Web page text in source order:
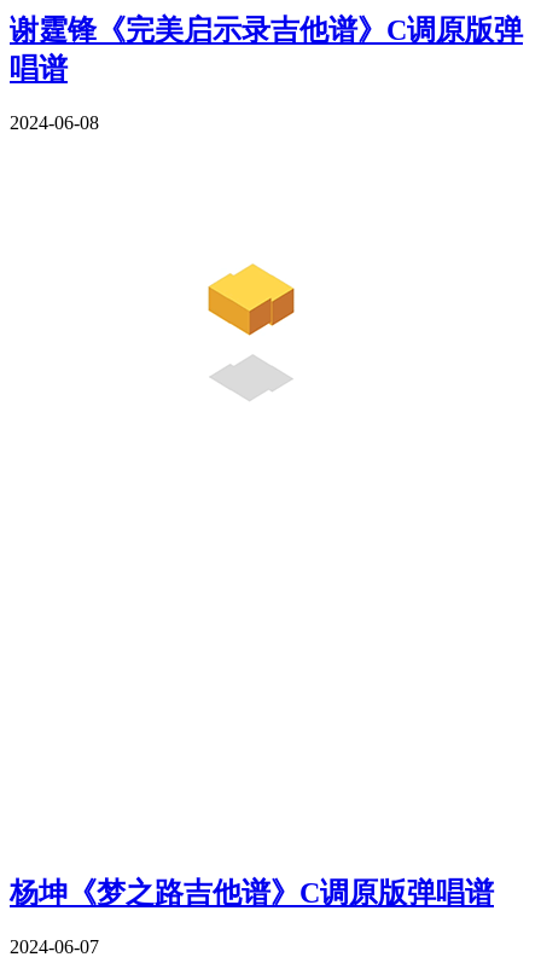
谢霆锋《完美启示录吉他谱》C调原版弹
唱谱
2024-06-08
杨坤《梦之路吉他谱》C调原版弹唱谱
2024-06-07